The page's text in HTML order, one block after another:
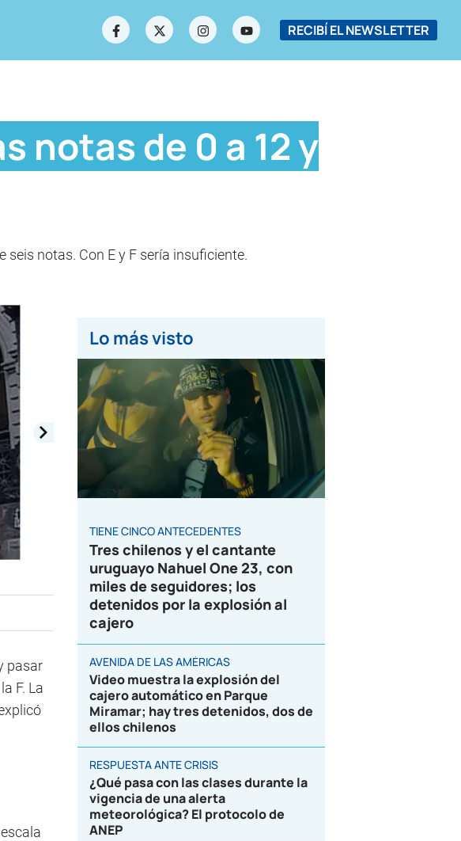
RECIBÍ EL NEWSLETTER
notas de 0 a 12 y
notas. Con E y F sería insuficiente.
pasar
F. La
Lo más visto
TIENE CINCO ANTECEDENTES
Tres chilenos y el cantante
uruguayo Nahuel One 23, con
miles de seguidores; los
detenidos por la explosión al
cajero
AVENIDA DE LAS AMÉRICAS
Video muestra la explosión del
cajero automático en Parque
Miramar; hay tres detenidos, dos de
ellos chilenos
RESPUESTA ANTE CRISIS
¿Qué pasa con las clases durante la
vigencia de una alerta
meteorológica? El protocolo de
ANEP